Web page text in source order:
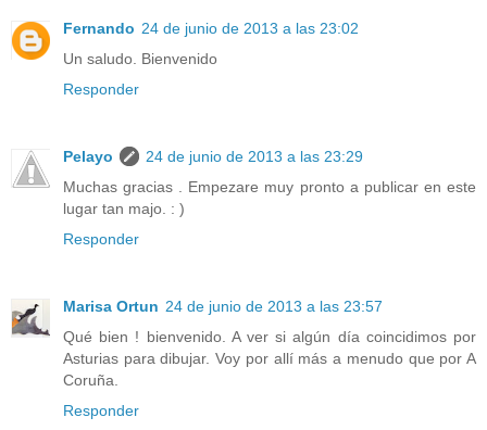
Fernando 24 de junio de 2013 a las 23:02
Un saludo. Bienvenido
Responder
Pelayo
24 de junio de 2013 a las 23:29
Muchas gracias . Empezare muy pronto a publicar en este
lugar tan majo. : )
Responder
Marisa Ortun 24 de junio de 2013 a las 23:57
Qué bien ! bienvenido. A ver si algún día coincidimos por
Asturias para dibujar. Voy por allí más a menudo que por A
Coruña.
Responder